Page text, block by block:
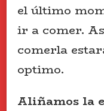
el último
ir a comer.
comerla
optimo.
Aliñamos la